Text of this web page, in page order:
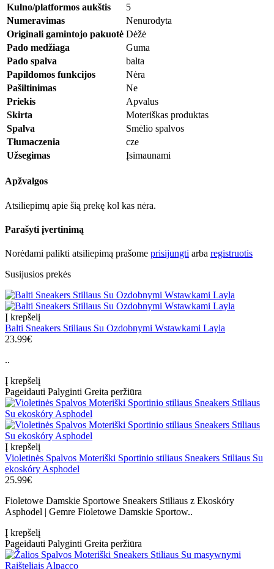
Kulno/platformos aukštis
5
Numeravimas
Nenurodyta
Originali gamintojo pakuotė Dėžė
Pado medžiaga
Guma
Pado spalva
balta
Papildomos funkcijos
Nėra
Pašiltinimas
Ne
Priekis
Apvalus
Skirta
Moteriškas produktas
Spalva
Smėlio spalvos
Tłumaczenia
cze
Užsegimas
Įsimaunami
Apžvalgos
Atsiliepimų apie šią prekę kol kas nėra.
Parašyti įvertinimą
Norėdami palikti atsiliepimą prašome prisijungti arba registruotis
Susijusios prekės
Į krepšelį
Balti Sneakers Stiliaus Su Ozdobnymi Wstawkami Layla
23.99€
..
Į krepšelį
Pageidauti Palyginti Greita peržiūra
Į krepšelį
Violetinės Spalvos Moteriški Sportinio stiliaus Sneakers Stiliaus Su
ekoskóry Asphodel
25.99€
Fioletowe Damskie Sportowe Sneakers Stiliaus z Ekoskóry
Asphodel | Gemre Fioletowe Damskie Sportow..
Į krepšelį
Pageidauti Palyginti Greita peržiūra